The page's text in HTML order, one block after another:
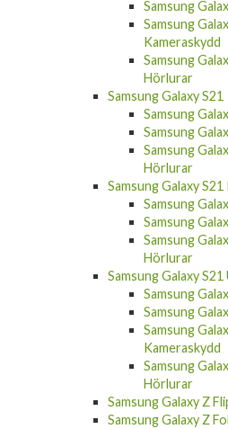
Samsung
Samsung
Kameraskydd
Samsung
Hörlurar
Samsung Galaxy S21
Samsung
Samsung
Samsung
Hörlurar
Samsung Galaxy S21
Samsung
Samsung
Samsung
Hörlurar
Samsung Galaxy S21
Samsung
Samsung
Samsung
Kameraskydd
Samsung
Hörlurar
Samsung Galaxy Z
Samsung Galaxy Z